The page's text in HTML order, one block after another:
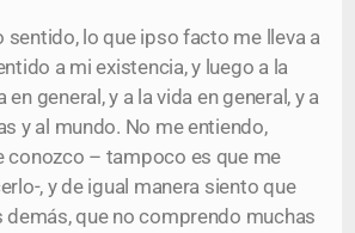
sentido, lo que ipso facto me lleva a
a mi existencia, y luego a la
general, y a la vida en general, y a
y al mundo. No me entiendo,
conozco – tampoco es que me
, y de igual manera siento que
demás, que no comprendo muchas